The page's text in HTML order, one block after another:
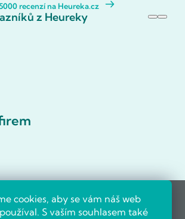
cookies, aby se vám náš web
S vaším souhlasem také
recenzí na Heureka.cz
z Heureky